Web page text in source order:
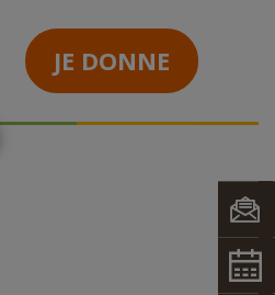
JE DONNE